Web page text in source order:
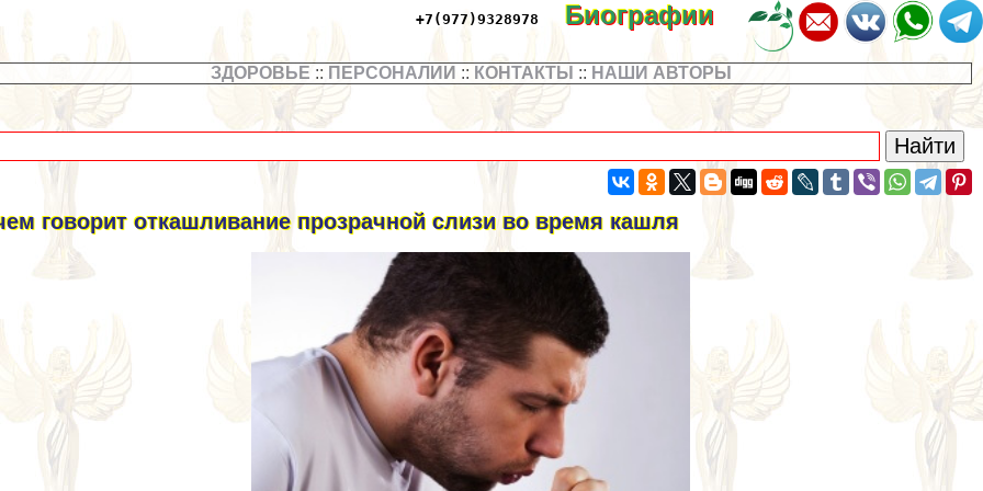
+7(977)9328978 Биографии
ЗДОРОВЬЕ :: ПЕРСОНАЛИИ :: КОНТАКТЫ :: НАШИ АВТОРЫ
говорит откашливание прозрачной слизи во время кашля